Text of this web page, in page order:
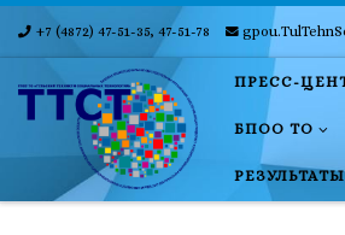
Skip to content
+7 (4872) 47-51-35, 47-51-78
ПРЕСС-
БПОО ТО